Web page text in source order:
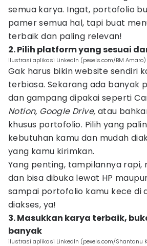
semua karya. Ingat, portofolio
pamer semua hal, tapi buat
terbaik dan paling relevan!
2. Pilih platform yang sesuai
ilustrasi aplikasi LinkedIn (pexels.com/BM Amaro)
Gak harus bikin website sendiri
terbiasa. Sekarang ada banyak
dan gampang dipakai seperti
Notion, Google Drive, atau
khusus portofolio. Pilih yang
kebutuhan kamu dan mudah
yang kamu kirimkan.
Yang penting, tampilannya rapi,
dan bisa dibuka lewat HP
sampai portofolio kamu kece di
diakses, ya!
3. Masukkan karya terbaik,
banyak
ilustrasi aplikasi LinkedIn (pexels.com/Shantanu